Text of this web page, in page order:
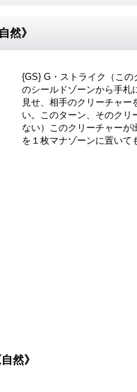
然》
{GS} G・ストライク（こ
のシールドゾーンから手札
見せ、相手のクリーチャー
い。このターン、そのクリ
ない）このクリーチャーが
を１枚マナゾーンに置いて
然》